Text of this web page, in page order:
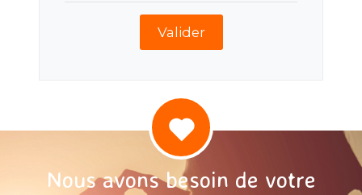
Valider
Nous avons besoin de votre